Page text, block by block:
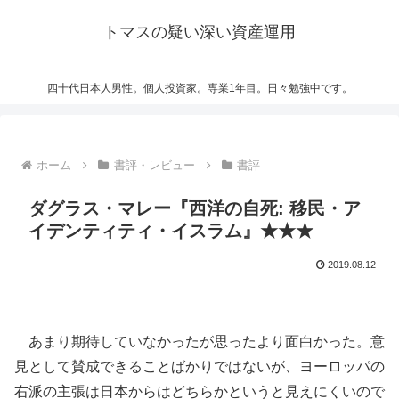
トマスの疑い深い資産運用
四十代日本人男性。個人投資家。専業1年目。日々勉強中です。
ホーム 書評・レビュー 書評
ダグラス・マレー『西洋の自死: 移民・ア
イデンティティ・イスラム』★★★
2019.08.12
あまり期待していなかったが思ったより面白かった。意
見として賛成できることばかりではないが、ヨーロッパの
右派の主張は日本からはどちらかというと見えにくいので